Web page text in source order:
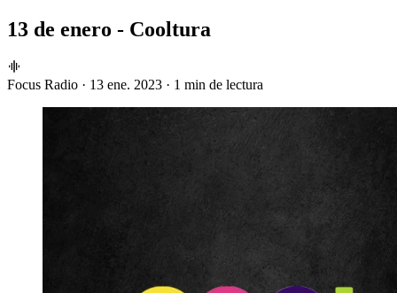
13 de enero - Cooltura
Focus Radio · 13 ene. 2023 · 1 min de lectura